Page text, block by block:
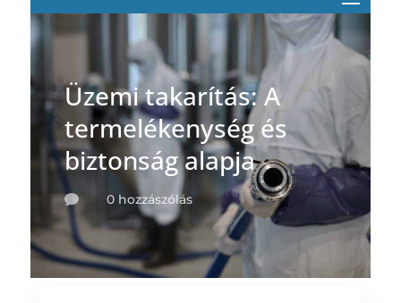
Üzemi takarítás: A
termelékenység és
biztonság alapja
 0 hozzászólás